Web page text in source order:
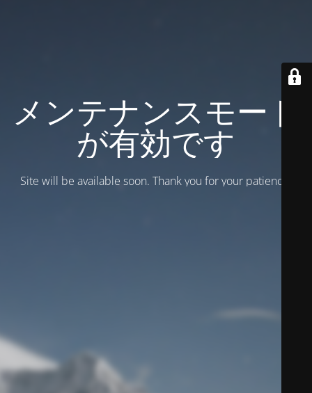
メンテナンスモード
が有効です
Site will be available soon. Thank you for your patience!